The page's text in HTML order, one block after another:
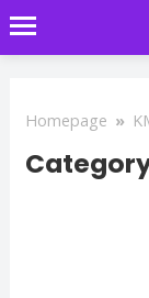
Homepage »
Category